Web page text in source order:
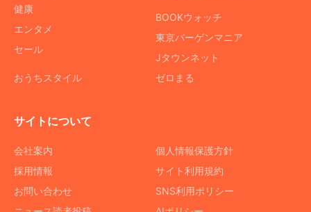
健康
エンタメ
セール
おうちスタイル
BOOKウォッチ
東京バーゲンマニア
Jタウンネット
ゼロまる
サイトについて
会社案内
採用情報
お問い合わせ
個人情報保護方針
サイト利用規約
SNS利用ポリシー